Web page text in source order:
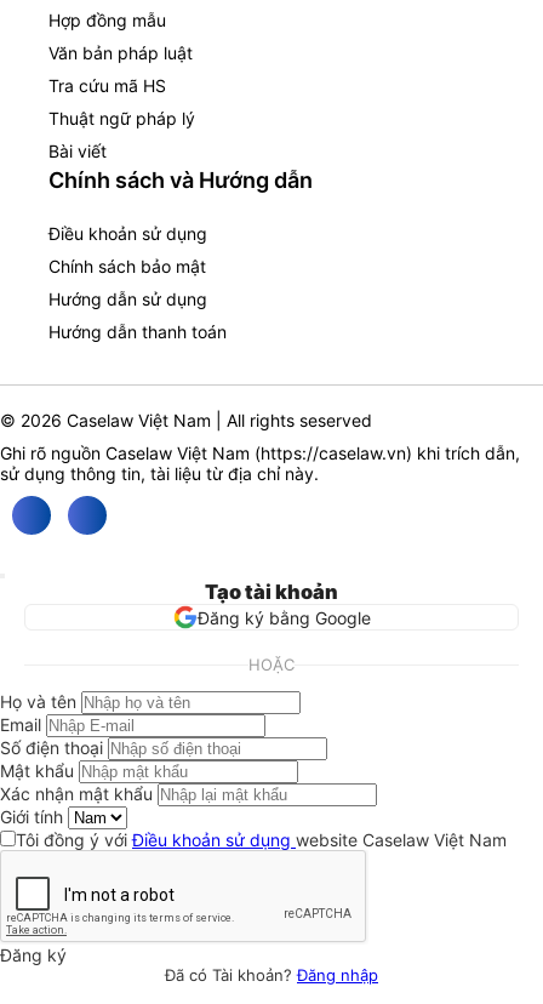
Hợp đồng mẫu
Văn bản pháp luật
Tra cứu mã HS
Thuật ngữ pháp lý
Bài viết
Chính sách và Hướng dẫn
Điều khoản sử dụng
Chính sách bảo mật
Hướng dẫn sử dụng
Hướng dẫn thanh toán
© 2026 Caselaw Việt Nam | All rights seserved
Ghi rõ nguồn Caselaw Việt Nam (https://caselaw.vn) khi trích dẫn,
sử dụng thông tin, tài liệu từ địa chỉ này.
Tạo tài khoản
Đăng ký bằng Google
HOẶC
Họ và tên
Email
Số điện thoại
Mật khẩu
Xác nhận mật khẩu
Giới tính
Tôi đồng ý vớiĐiều khoản sử dụng website Caselaw Việt Nam
Đăng ký
Đã có Tài khoản?Đăng nhập